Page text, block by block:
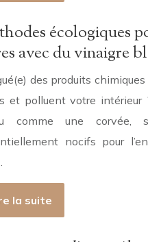
écologiques
avec du vinaigre
des produits
et polluent votre
comme une corvée,
nocifs pour
la suite